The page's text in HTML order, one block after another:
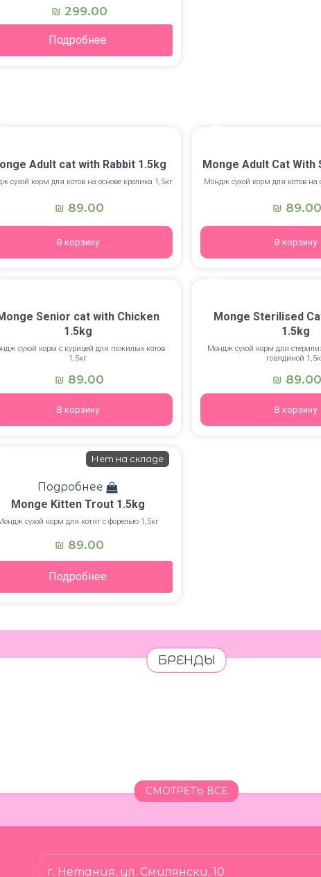
₪ 299.00
Подробнее
Adult cat with Rabbit 1.5kg
сухой корм для котов на основе кролика 1,5кг
₪ 89.00
В корзину
Monge Adult Cat With
Мондж сухой корм для котов на
₪ 89.00
В корзину
Senior cat with Chicken
1.5kg
сухой корм с курицей для пожилых котов
1,5кг
₪ 89.00
В корзину
Monge Sterilised
1.5kg
Мондж сухой корм для
говядиной
₪ 89.00
В корзину
Нет на складе
Подробнее
Monge Kitten Trout 1.5kg
сухой корм для котят с форелью 1,5кг
₪ 89.00
Подробнее
БРЕНДЫ
СМОТРЕТЬ ВСЕ
г. Нетания, ул. Смилянски, 10